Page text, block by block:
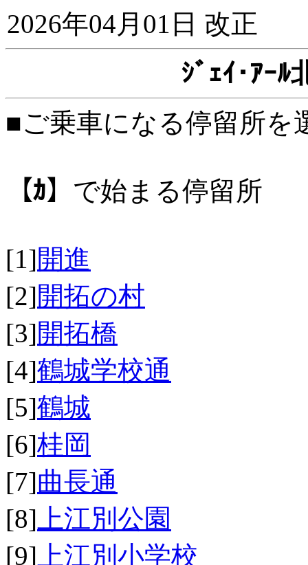
2026年04月01日 改正
ｼﾞｪｲ･ｱｰﾙ
■ご乗車になる停留所を
【ｶ】 で始まる停留所
[1]開進
[2]開拓の村
[3]開拓橋
[4]鶴城学校通
[5]鶴城
[6]桂岡
[7]曲長通
[8] 上江別公園
[9] 上江別小学校